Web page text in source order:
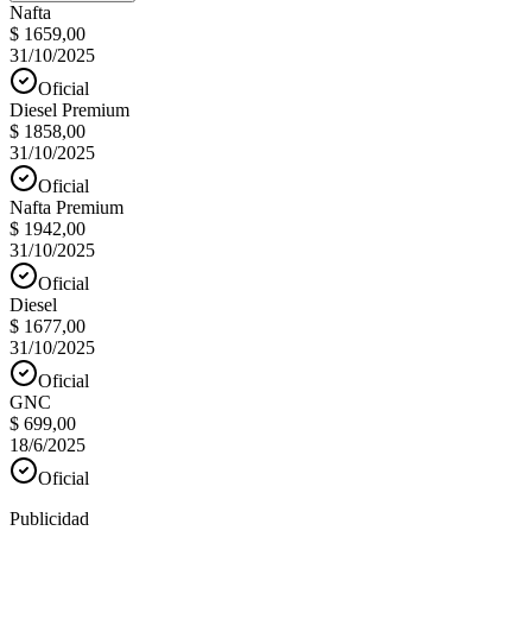
Nafta
$ 1659,00
31/10/2025
Oficial
Diesel Premium
$ 1858,00
31/10/2025
Oficial
Nafta Premium
$ 1942,00
31/10/2025
Oficial
Diesel
$ 1677,00
31/10/2025
Oficial
GNC
$ 699,00
18/6/2025
Oficial
Publicidad